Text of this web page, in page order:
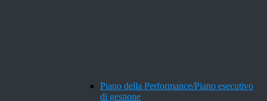
Piano della Performance/Piano esecutivo
di gestione